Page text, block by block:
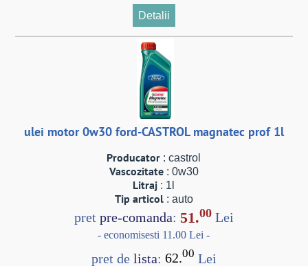
Detalii
ulei motor 0w30 ford-CASTROL magnatec prof 1l
Producator : castrol
Vascozitate: 0w30
Litraj : 1l
Tip articol: auto
pret pre-comanda: 51.00Lei
- economisesti 11.00 Lei -
pret de lista: 62.00 Lei